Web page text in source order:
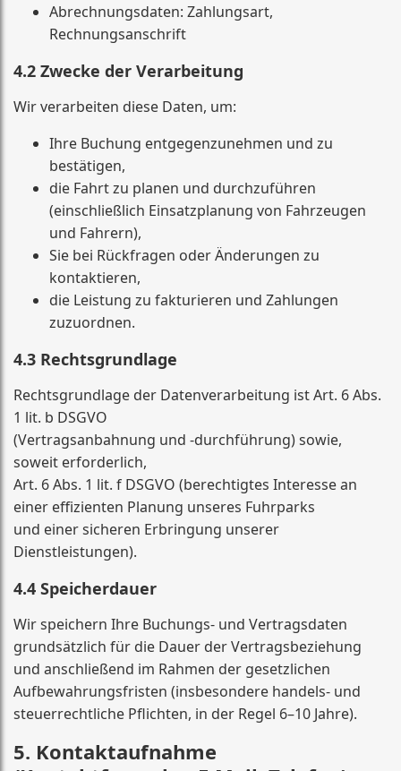
Abrechnungsdaten: Zahlungsart,
Rechnungsanschrift
4.2 Zwecke der Verarbeitung
Wir verarbeiten diese Daten, um:
Ihre Buchung entgegenzunehmen und zu
bestätigen,
die Fahrt zu planen und durchzuführen
(einschließlich Einsatzplanung von Fahrzeugen
und Fahrern),
Sie bei Rückfragen oder Änderungen zu
kontaktieren,
die Leistung zu fakturieren und Zahlungen
zuzuordnen.
4.3 Rechtsgrundlage
Rechtsgrundlage der Datenverarbeitung ist Art. 6 Abs.
1 lit. b DSGVO
(Vertragsanbahnung und -durchführung) sowie,
soweit erforderlich,
Art. 6 Abs. 1 lit. f DSGVO (berechtigtes Interesse an
einer effizienten Planung unseres Fuhrparks
und einer sicheren Erbringung unserer
Dienstleistungen).
4.4 Speicherdauer
Wir speichern Ihre Buchungs- und Vertragsdaten
grundsätzlich für die Dauer der Vertragsbeziehung
und anschließend im Rahmen der gesetzlichen
Aufbewahrungsfristen (insbesondere handels- und
steuerrechtliche Pflichten, in der Regel 6–10 Jahre).
5. Kontaktaufnahme